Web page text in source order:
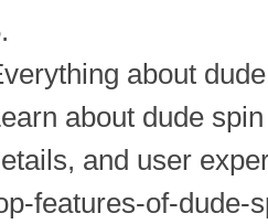
about
about dude
and user
features-of-dude-